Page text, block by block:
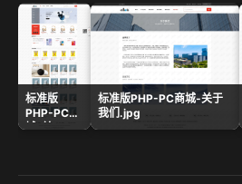
标准版
PHP-PC商
城-首
标准版PHP-PC商城-关于
我们.jpg